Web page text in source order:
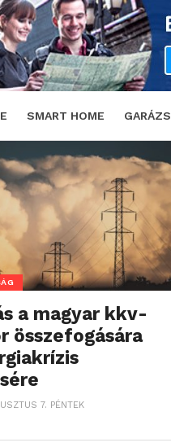
SMART HOME GARÁZS
a magyar kkv-
összefogására
7. PÉNTEK